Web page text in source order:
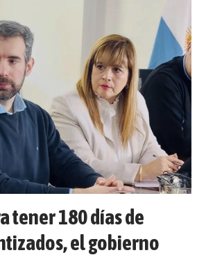
tener 180 días de
el gobierno